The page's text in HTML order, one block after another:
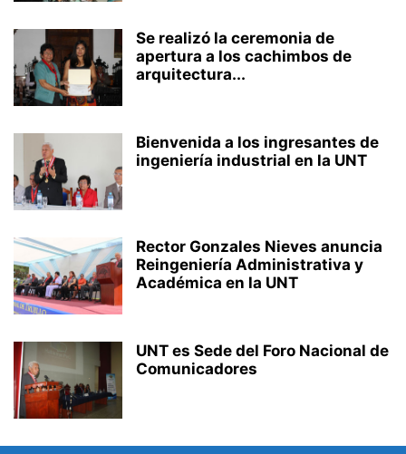
Se realizó la ceremonia de
apertura a los cachimbos de
arquitectura...
Bienvenida a los ingresantes de
ingeniería industrial en la UNT
Rector Gonzales Nieves anuncia
Reingeniería Administrativa y
Académica en la UNT
UNT es Sede del Foro Nacional de
Comunicadores